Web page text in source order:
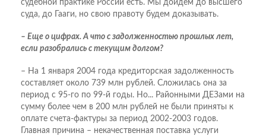
судебной практике России есть. Мы дойдем до высшего
суда, до Гааги, но свою правоту будем доказывать.
– Еще о цифрах. А что с задолженностью прошлых лет,
если разобрались с текущим долгом?
– На 1 января 2004 года кредиторская задолженность
составляет около 739 млн рублей. Сложилась она за
период с 95-го по 99-й годы. Но... Районными ДЕЗами на
сумму более чем в 200 млн рублей не были приняты к
оплате счета-фактуры за период 2002-2003 годов.
Главная причина – некачественная поставка услуги